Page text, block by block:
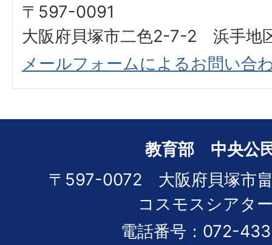
〒597-0091
大阪府貝塚市二色2-7-2 浜手地
メールフォームによるお問い合
教育部 中央公
〒597-0072 大阪府貝塚市畠
コスモスシアタ
電話番号：072-